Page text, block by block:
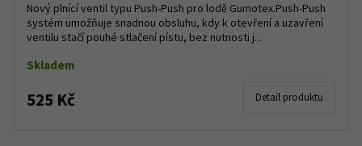
Nový plnící ventil typu Push-Push pro lodě Gumotex.Push-Push
systém umožňuje snadnou obsluhu, kdy k otevření a uzavření
ventilu stačí pouhé stlačení pístu, bez nutnosti j...
Skladem
525 Kč Detail produktu